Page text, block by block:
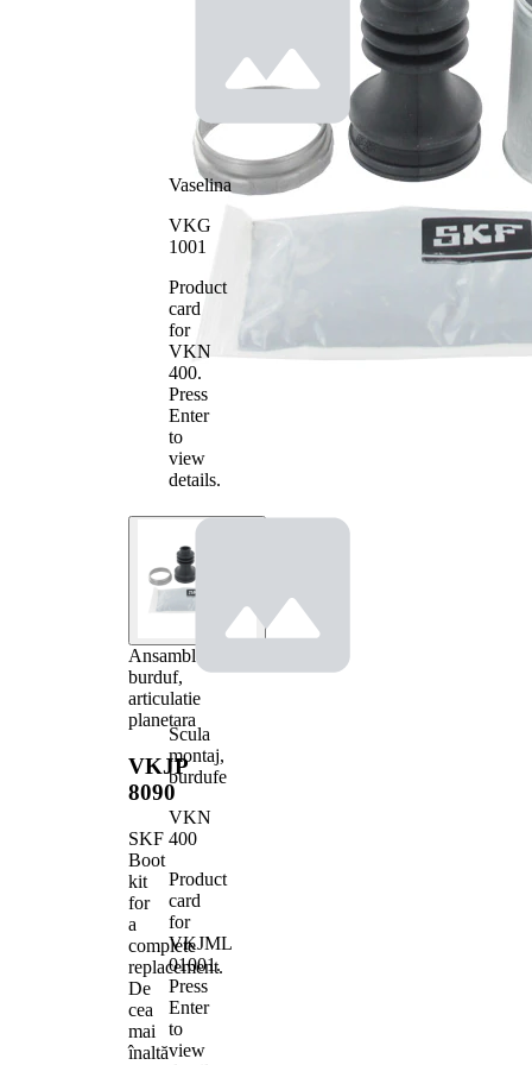
Ansamblu
burduf,
articulatie
planetara
VKJP
8090
SKF
Boot
kit
for
a
complete
replacement.
De
cea
mai
înaltă
Vaselina
VKG
1001
Product
card
for
VKN
400.
Press
Enter
to
view
details.
Scula
montaj,
burdufe
VKN
400
Product
card
for
VKJML
01001.
Press
Enter
to
view